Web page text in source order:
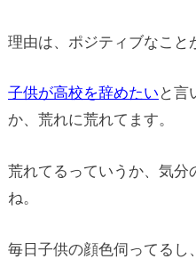
理由は、ポジティブなこと
子供が高校を辞めたいと言
か、荒れに荒れてます。
荒れてるっていうか、気分
ね。
毎日子供の顔色伺ってるし